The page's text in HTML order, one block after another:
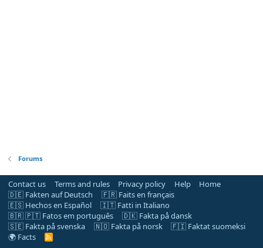
Forums
Contact us Terms and rules Privacy policy Help
Home
🇩🇪 Fakten auf Deutsch
🇫🇷 Faits en français
🇪🇸 Hechos en Español
🇮🇹 Fatti in Italiano
🇧🇷 🇵🇹 Fatos em português
🇩🇰 Fakta på dansk
🇸🇪 Fakta på svenska
🇳🇴 Fakta på norsk
🇫🇮 Faktat suomeksi
🌍 Facts
R